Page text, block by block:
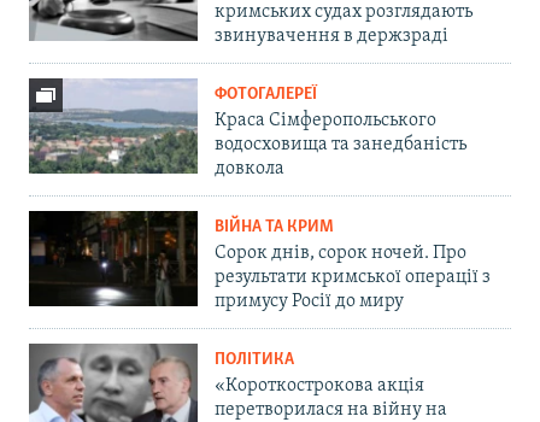
кримських судах розглядають
звинувачення в держзраді
ФОТОГАЛЕРЕЇ
Краса Сімферопольського
водосховища та занедбаність
довкола
ВІЙНА ТА КРИМ
Сорок днів, сорок ночей. Про
результати кримської операції з
примусу Росії до миру
ПОЛІТИКА
«Короткострокова акція
перетворилася на війну на